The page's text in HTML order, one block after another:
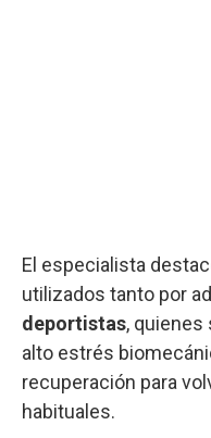
El especialista
utilizados tanto por
deportistas, quienes
alto estrés
recuperación para
habituales.